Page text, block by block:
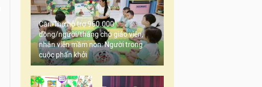
Cần Thơ hỗ trợ 960.000
đồng/người/tháng cho giáo viên,
nhân viên mầm non: Người trong
cuộc phấn khởi